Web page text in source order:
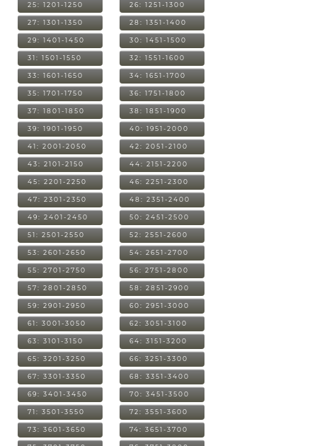
25: 1201-1250 26: 1251-1300
27: 1301-1350 28: 1351-1400
29: 1401-1450 30: 1451-1500
31: 1501-1550 32: 1551-1600
33: 1601-1650 34: 1651-1700
35: 1701-1750 36: 1751-1800
37: 1801-1850 38: 1851-1900
39: 1901-1950 40: 1951-2000
41: 2001-2050 42: 2051-2100
43: 2101-2150 44: 2151-2200
45: 2201-2250 46: 2251-2300
47: 2301-2350 48: 2351-2400
49: 2401-2450 50: 2451-2500
51: 2501-2550 52: 2551-2600
53: 2601-2650 54: 2651-2700
55: 2701-2750 56: 2751-2800
57: 2801-2850 58: 2851-2900
59: 2901-2950 60: 2951-3000
61: 3001-3050 62: 3051-3100
63: 3101-3150 64: 3151-3200
65: 3201-3250 66: 3251-3300
67: 3301-3350 68: 3351-3400
69: 3401-3450 70: 3451-3500
71: 3501-3550 72: 3551-3600
73: 3601-3650 74: 3651-3700